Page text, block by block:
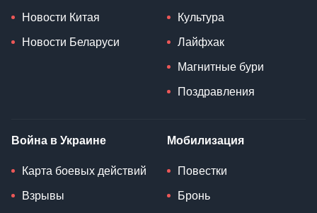
Новости Китая
Новости Беларуси
Культура
Лайфхак
Магнитные бури
Поздравления
Война в Украине
Карта боевых действий
Взрывы
Мобилизация
Повестки
Бронь